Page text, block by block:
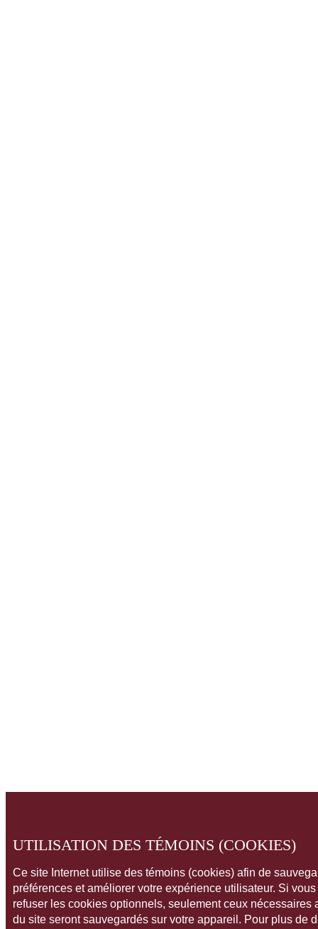
UTILISATION DES TÉMOINS (COOKIES)
Ce site Internet utilise des témoins (cookies) afin de
préférences et améliorer votre expérience utilisateur. Si
refuser les cookies optionnels, seulement ceux nécessaires
du site seront sauvegardés sur votre appareil. Pour plus de